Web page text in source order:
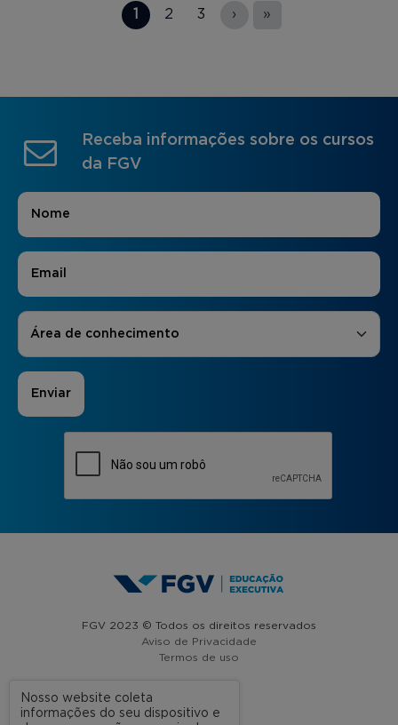
1 2 3 › »
Receba informações sobre os cursos
da FGV
Nome
E-mail
Áreas de Interesse
Área de conhecimento
FGV 2023 © Todos os direitos reservados
Aviso de Privacidade
Termos de uso
A FGV
Nosso website coleta
informações do seu dispositivo e